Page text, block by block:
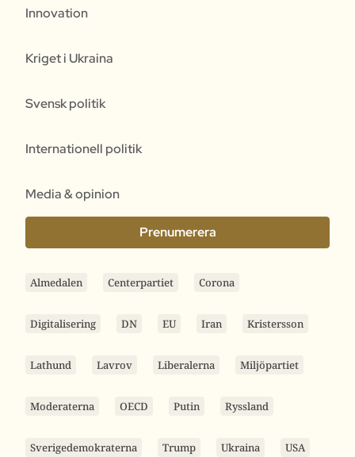
Innovation
Kriget i Ukraina
Svensk politik
Internationell politik
Media & opinion
Prenumerera
Almedalen Centerpartiet Corona
Digitalisering DN EU Iran Kristersson
Lathund Lavrov Liberalerna Miljöpartiet
Moderaterna OECD Putin Ryssland
Sverigedemokraterna Trump Ukraina USA